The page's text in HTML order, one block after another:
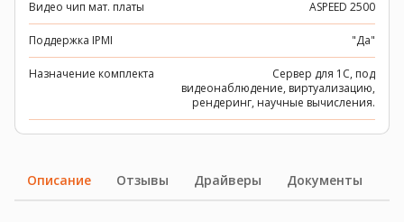
Видео чип мат. платы ASPEED 2500
Поддержка IPMI "Да"
Назначение комплекта
Сервер для 1C, под
видеонаблюдение, виртуализацию,
рендеринг, научные вычисления.
Описание Отзывы Драйверы Документы